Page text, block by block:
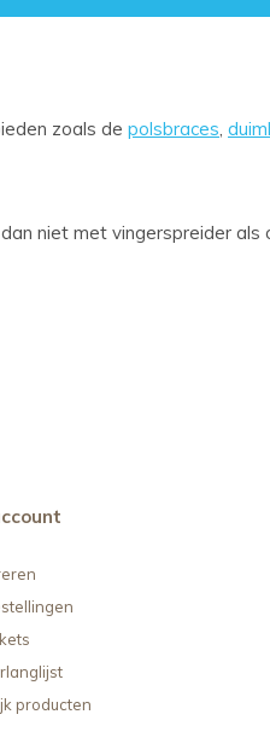
zoals de polsbraces,
niet met vingerspreider als
producten